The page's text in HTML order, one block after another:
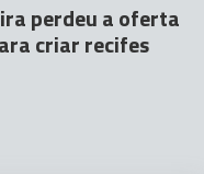
perdeu a oferta
criar recifes